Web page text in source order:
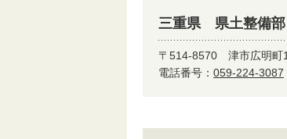
三重県 県土整備
〒514-8570 津市広明町
電話番号： 059-224-3087